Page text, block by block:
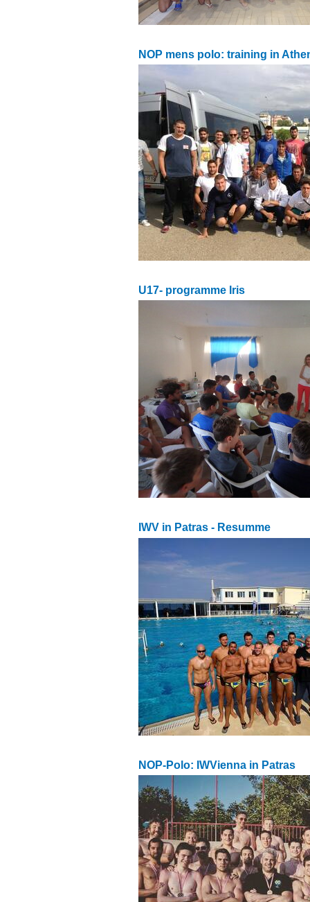
NOP mens polo: training in
U17- programme Iris
IWV in Patras - Resumme
NOP-Polo: IWVienna in Patras